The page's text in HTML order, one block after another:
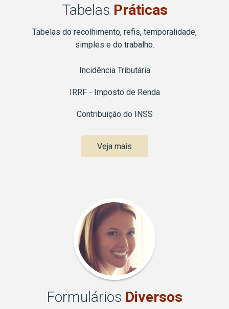
Tabelas Práticas
Tabelas do recolhimento, refis, temporalidade,
simples e do trabalho.
Incidência Tributária
IRRF - Imposto de Renda
Contribuição do INSS
Veja mais
Formulários Diversos